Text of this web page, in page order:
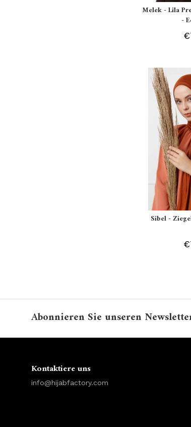
Melek - Lila
-
Sibel -
Abonnieren Sie unseren
Kontaktiere uns
info@hijabfactory.com